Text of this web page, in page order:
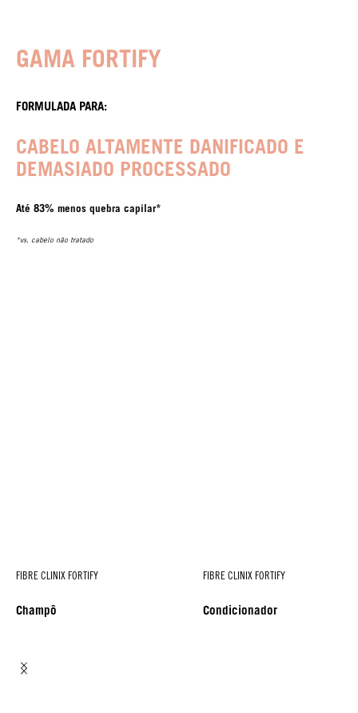
GAMA FORTIFY
FORMULADA PARA:
CABELO ALTAMENTE DANIFICADO E
DEMASIADO PROCESSADO
Até 83% menos quebra capilar*
*vs. cabelo não tratado
FIBRE CLINIX FORTIFY
Champô
FIBRE CLINIX FORTIFY
Condicionador